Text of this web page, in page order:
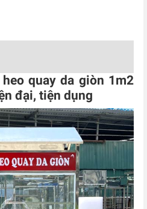
quay da giòn 1m2
đại, tiện dụng